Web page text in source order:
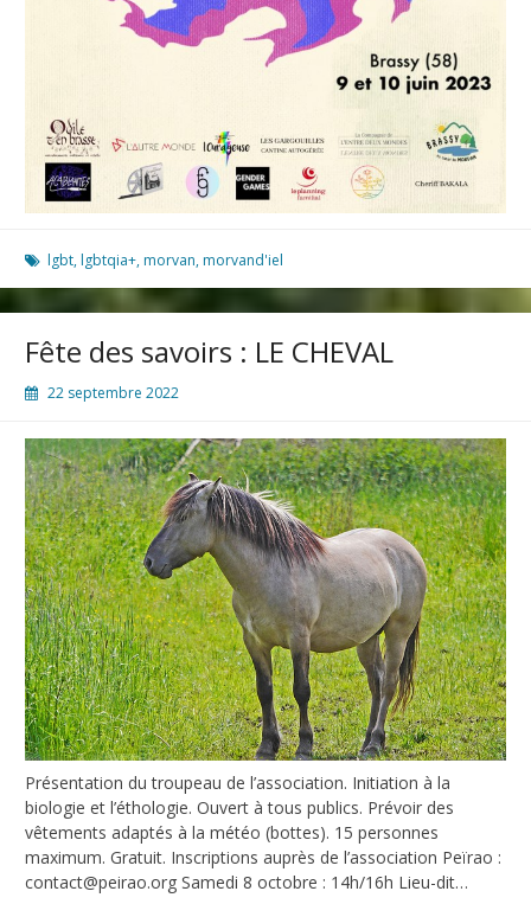
lgbt, lgbtqia+, morvan, morvand'iel
Fête des savoirs : LE CHEVAL
22 septembre 2022
Présentation du troupeau de l’association. Initiation à la
biologie et l’éthologie. Ouvert à tous publics. Prévoir des
vêtements adaptés à la météo (bottes). 15 personnes
maximum. Gratuit. Inscriptions auprès de l’association Peïrao :
contact@peirao.org Samedi 8 octobre : 14h/16h Lieu-dit…